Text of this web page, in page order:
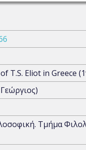
T.S. Eliot in Greece
Τμήμα